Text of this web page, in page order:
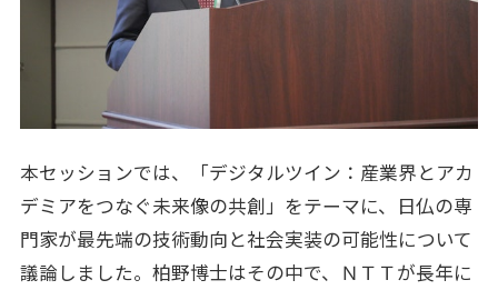
本セッションでは、「デジタルツイン：産業界とアカ
デミアをつなぐ未来像の共創」をテーマに、日仏の専
門家が最先端の技術動向と社会実装の可能性について
議論しました。柏野博士はその中で、ＮＴＴが長年に